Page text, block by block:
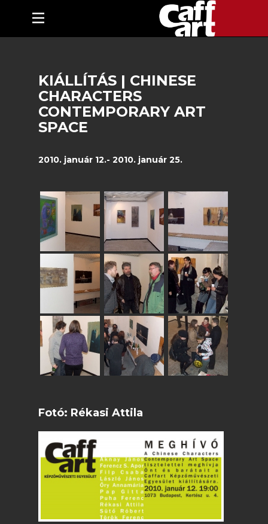
KIÁLLÍTÁS | CHINESE
CHARACTERS
CONTEMPORARY ART
SPACE
2010. január 12.- 2010. január 25.
Fotó: Rékasi Attila